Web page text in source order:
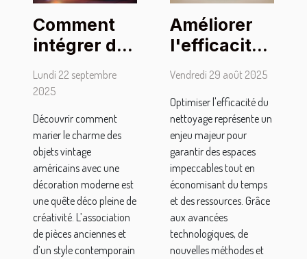
Comment
intégrer des
objets
vintage
dans une
décoration
moderne ?
Lundi 22 septembre
2025
Découvrir comment
marier le charme des
objets vintage
américains avec une
décoration moderne est
une quête déco pleine de
créativité. L’association
de pièces anciennes et
d’un style contemporain
Améliorer
l'efficacité
du
techniques
et outils
modernes
Vendredi 29 août 2025
Optimiser l'efficacité du
nettoyage représente un
enjeu majeur pour
garantir des espaces
impeccables tout en
économisant du temps
et des ressources. Grâce
aux avancées
technologiques, de
nouvelles méthodes et